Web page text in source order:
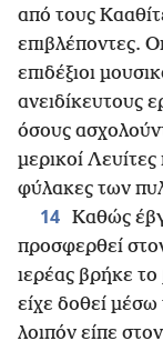
από τους
επιβλέποντες.
επιδέξιοι
ανειδίκευτους
όσους
μερικοί
φύλακες των
14 Καθώς
προσφερθεί
ιερέας βρήκε
είχε δοθεί μέσω
λοιπόν είπε